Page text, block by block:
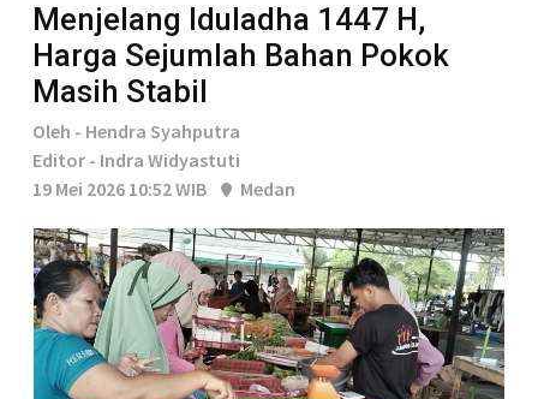
Menjelang Iduladha 1447 H,
Harga Sejumlah Bahan Pokok
Masih Stabil
Oleh - Hendra Syahputra
Editor - Indra Widyastuti
19 Mei 2026 10:52 WIB
Medan